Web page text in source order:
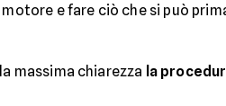
e fare ciò che si può
massima chiarezza la